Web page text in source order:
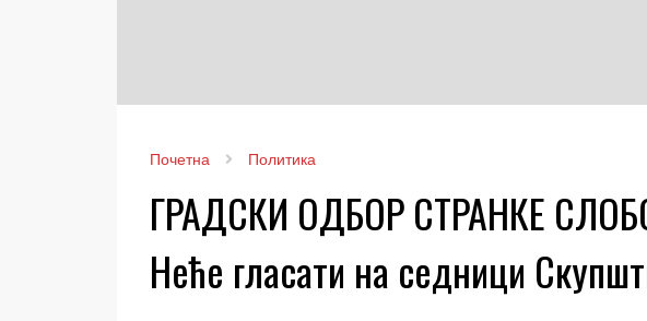
Почетна Политика
ГРАДСКИ ОДБОР СТРАНКЕ
Неће гласати на седници